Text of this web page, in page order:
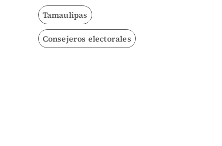
Tamaulipas
Consejeros electorales